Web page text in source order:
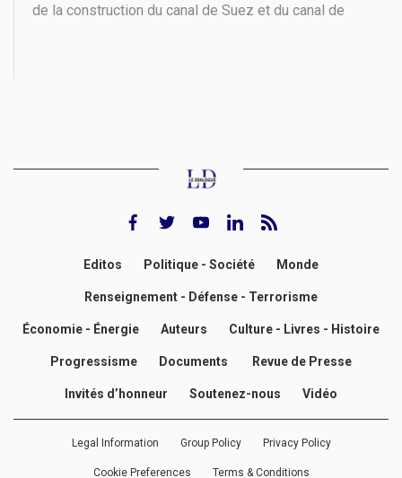
de la construction du canal de Suez et du canal de
facebooktwitteryoutubeLinkedinrss feed
Editos Politique - Société Monde
Renseignement - Défense - Terrorisme
Économie - Énergie Auteurs Culture - Livres - Histoire
Progressisme Documents Revue de Presse
Invités d’honneur Soutenez-nous Vidéo
Legal Information Group Policy Privacy Policy
Cookie Preferences Terms & Conditions